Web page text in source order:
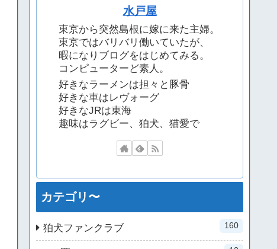
水戸屋
東京から突然島根に嫁に来た主婦。
東京ではバリバリ働いていたが、
暇になりブログをはじめてみる。
コンピューターど素人。
好きなラーメンは担々と豚骨
好きな車はレヴォーグ
好きなJRは東海
趣味はラグビー、狛犬、猫愛で
カテゴリ〜
狛犬ファンクラブ 160